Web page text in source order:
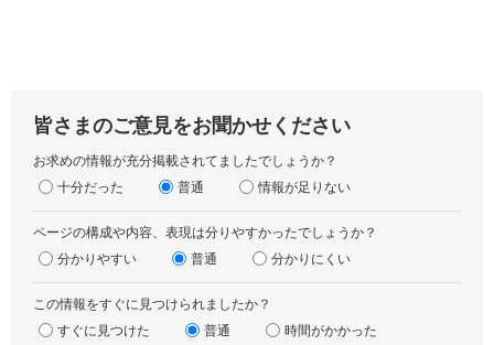
皆さまのご意見をお聞かせください
お求めの情報が充分掲載されてましたでしょうか？
十分だった
普通 情報が足りない
ページの構成や内容、表現は分りやすかったでしょうか？
分かりやすい
普通 分かりにくい
この情報をすぐに見つけられましたか？
すぐに見つけた
普通 時間がかかった